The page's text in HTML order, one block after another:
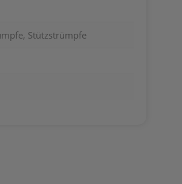
Stützstrümpfe